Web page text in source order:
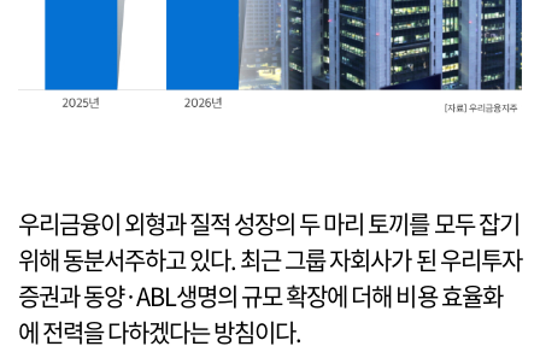
우리금융이 외형과 질적 성장의 두 마리 토끼를 모두 잡기
위해 동분서주하고 있다. 최근 그룹 자회사가 된 우리투자
증권과 동양·ABL생명의 규모 확장에 더해 비용 효율화
에 전력을 다하겠다는 방침이다.